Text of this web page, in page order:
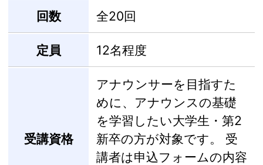
回数 全20回
定員 12名程度
受講資格
アナウンサーを目指すた
めに、アナウンスの基礎
を学習したい大学生・第2
新卒の方が対象です。 受
講者は申込フォームの内容